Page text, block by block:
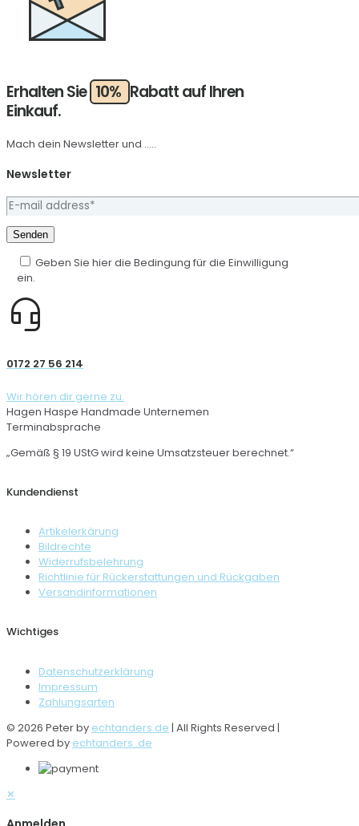
Erhalten Sie 10% Rabatt auf Ihren
Einkauf.
Mach dein Newsletter und .....
Newsletter
Geben Sie hier die Bedingung für die Einwilligung
ein.
0172 27 56 214
Wir hören dir gerne zu.
Hagen Haspe Handmade Unternemen
Terminabsprache
„Gemäß § 19 UStG wird keine Umsatzsteuer berechnet.“
Kundendienst
Artikelerkärung
Bildrechte
Widerrufsbelehrung
Richtlinie für Rückerstattungen und Rückgaben
Versandinformationen
Wichtiges
Datenschutzerklärung
Impressum
Zahlungsarten
© 2026 Peter by echtanders.de | All Rights Reserved |
Powered by echtanders .de
✕